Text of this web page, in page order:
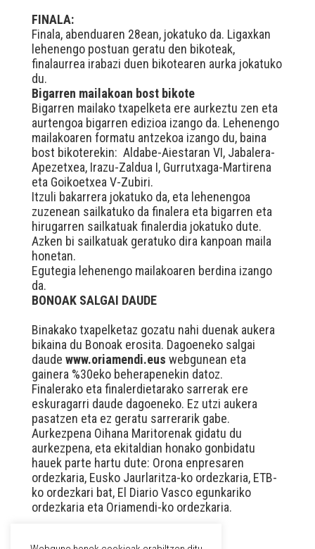
FINALA:
Finala, abenduaren 28ean, jokatuko da. Ligaxkan
lehenengo postuan geratu den bikoteak,
finalaurrea irabazi duen bikotearen aurka jokatuko
du.
Bigarren mailakoan bost bikote
Bigarren mailako txapelketa ere aurkeztu zen eta
aurtengoa bigarren edizioa izango da. Lehenengo
mailakoaren formatu antzekoa izango du, baina
bost bikoterekin: Aldabe-Aiestaran VI, Jabalera-
Apezetxea, Irazu-Zaldua I, Gurrutxaga-Martirena
eta Goikoetxea V-Zubiri.
Itzuli bakarrera jokatuko da, eta lehenengoa
zuzenean sailkatuko da finalera eta bigarren eta
hirugarren sailkatuak finalerdia jokatuko dute.
Azken bi sailkatuak geratuko dira kanpoan maila
honetan.
Egutegia lehenengo mailakoaren berdina izango
da.
BONOAK SALGAI DAUDE
Binakako txapelketaz gozatu nahi duenak aukera
bikaina du Bonoak erosita. Dagoeneko salgai
daude www.oriamendi.eus webgunean eta
gainera %30eko beherapenekin datoz.
Finalerako eta finalerdietarako sarrerak ere
eskuragarri daude dagoeneko. Ez utzi aukera
pasatzen eta ez geratu sarrerarik gabe.
Aurkezpena Oihana Maritorenak gidatu du
aurkezpena, eta ekitaldian honako gonbidatu
hauek parte hartu dute: Orona enpresaren
ordezkaria, Eusko Jaurlaritza-ko ordezkaria, ETB-
ko ordezkari bat, El Diario Vasco egunkariko
ordezkaria eta Oriamendi-ko ordezkaria.